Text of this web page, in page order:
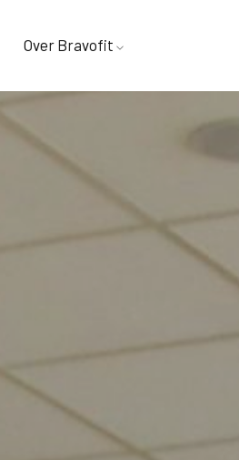
Over Bravofit